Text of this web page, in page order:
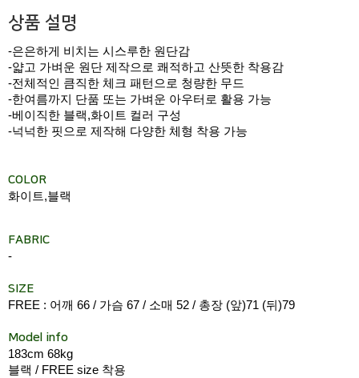
상품 설명
-은은하게 비치는 시스루한 원단감
-얇고 가벼운 원단 제작으로 쾌적하고 산뜻한 착용감
-전체적인 큼직한 체크 패턴으로 청량한 무드
-한여름까지 단품 또는 가벼운 아우터로 활용 가능
-베이직한 블랙,화이트 컬러 구성
-넉넉한 핏으로 제작해 다양한 체형 착용 가능
COLOR
화이트,블랙
FABRIC
-
SIZE
FREE : 어깨 66 / 가슴 67 / 소매 52 / 총장 (앞)71 (뒤)79
Model info
183cm 68kg
블랙 / FREE size 착용